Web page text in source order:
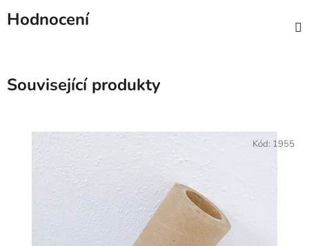
Hodnocení
Související produkty
Kód: 1955